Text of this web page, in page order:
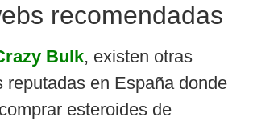
recomendadas
Bulk, existen otras
reputadas en España donde
esteroides de